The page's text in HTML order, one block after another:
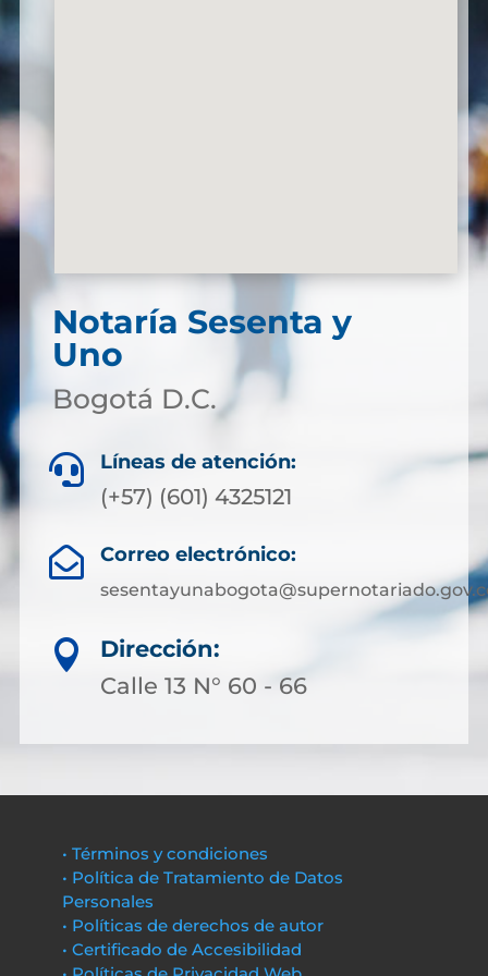
Notaría Sesenta y
Uno
Bogotá D.C.
 Líneas de atención:
(+57) (601) 4325121
 Correo electrónico:

Dirección:
Calle 13 N° 60 - 66
• Términos y condiciones
• Política de Tratamiento de Datos
Personales
• Políticas de derechos de autor
• Certificado de Accesibilidad